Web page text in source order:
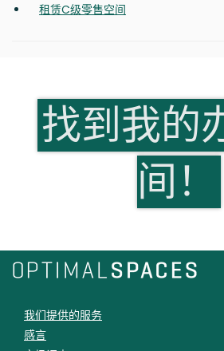
租赁C级零售空间
找到我的
间！
我们提供的服务
感言